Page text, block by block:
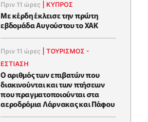
Πριν 11 ώρες ΚΥΠΡΟΣ
Με κέρδη έκλεισε την πρώτη
εβδομάδα Αυγούστου το ΧΑΚ
Πριν 11 ώρες |ΤΟΥΡΙΣΜΟΣ -
ΕΣΤΙΑΣΗ
Ο αριθμός των επιβατών που
διακινούνται και των πτήσεων
που πραγματοποιούνται στα
αεροδρόμια Λάρνακας και Πάφου